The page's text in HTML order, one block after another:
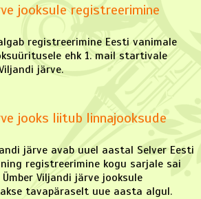
jooksule registreerimine
registreerimine Eesti vanimale
ehk 1. mail startivale
järve.
jooks liitub linnajooksude
järve avab uuel aastal Selver Eesti
registreerimine kogu sarjale sai
Viljandi järve jooksule
tavapäraselt uue aasta algul.